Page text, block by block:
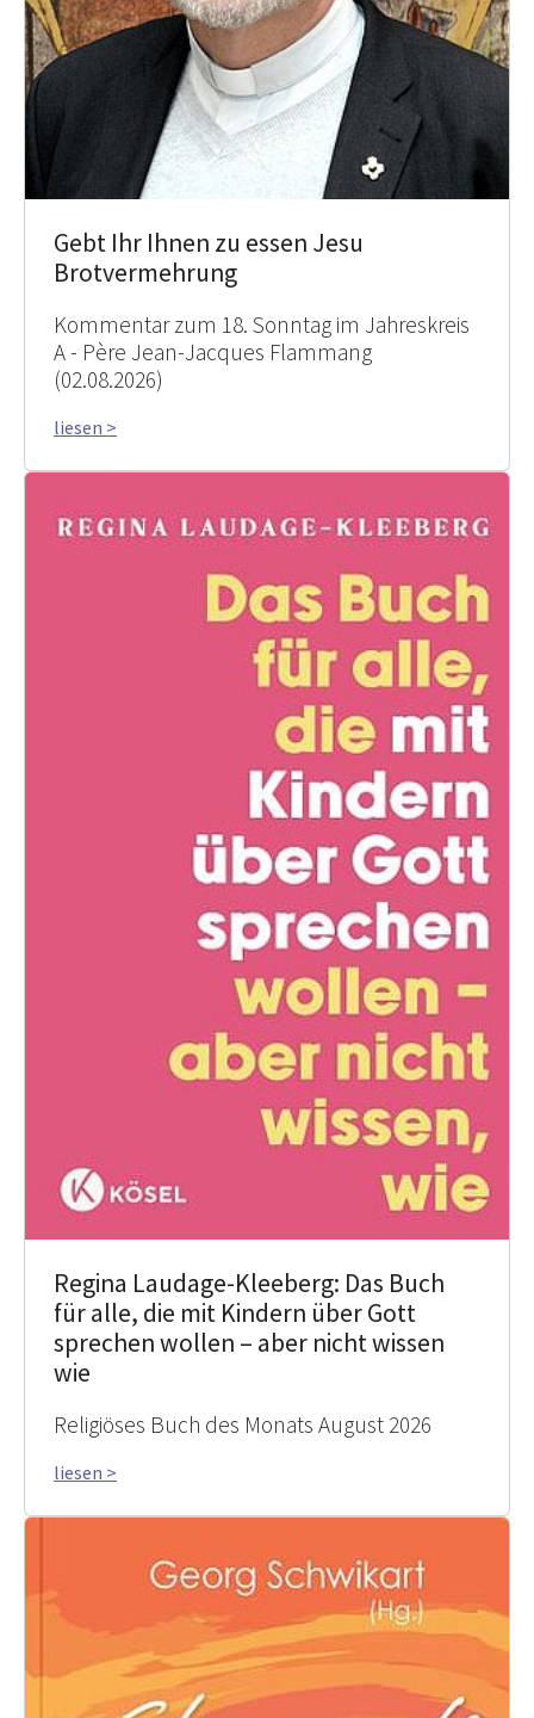
Gebt Ihr Ihnen zu essen Jesu
Brotvermehrung
Kommentar zum 18. Sonntag im Jahreskreis
A - Père Jean-Jacques Flammang
(02.08.2026)
liesen >
Regina Laudage-Kleeberg: Das Buch
für alle, die mit Kindern über Gott
sprechen wollen – aber nicht wissen
wie
Religiöses Buch des Monats August 2026
liesen >